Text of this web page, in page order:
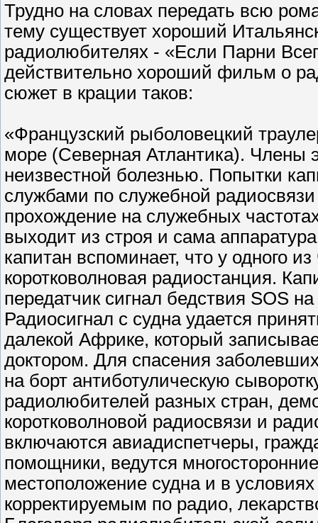
Трудно на словах передать всю
тему существует хороший
радиолюбителях - «Если Парни
действительно хороший фильм о
сюжет в крации таков:
«Французский рыболовецкий
море (Северная Атлантика). Члены
неизвестной болезнью. Попытки
службами по служебной
прохождение на служебных
выходит из строя и сама
капитан вспоминает, что у одного
коротковолновая радиостанция.
передатчик сигнал бедствия SOS
Радиосигнал с судна удается
далекой Африке, который
доктором. Для спасения
на борт антиботулическую
радиолюбителей разных стран,
коротковолновой радиосвязи и
включаются авиадиспетчеры,
помощники, ведутся
местоположение судна и в
корректируемым по радио,